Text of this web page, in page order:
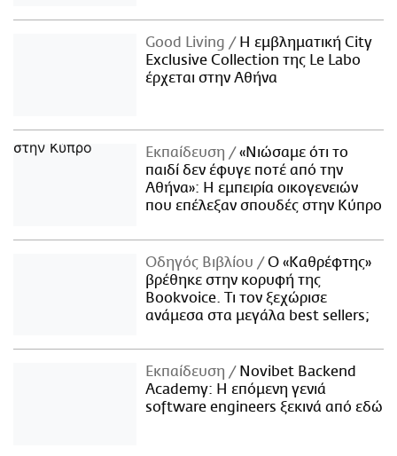
Good Living
Η εμβληματική City
Exclusive Collection της Le Labo
έρχεται στην Αθήνα
Εκπαίδευση
«Νιώσαμε ότι το
παιδί δεν έφυγε ποτέ από την
Αθήνα»: Η εμπειρία οικογενειών
που επέλεξαν σπουδές στην Κύπρο
Οδηγός Βιβλίου
Ο «Καθρέφτης»
βρέθηκε στην κορυφή της
Bookvoice. Τι τον ξεχώρισε
ανάμεσα στα μεγάλα best sellers;
Εκπαίδευση
Novibet Backend
Academy: Η επόμενη γενιά
software engineers ξεκινά από εδώ